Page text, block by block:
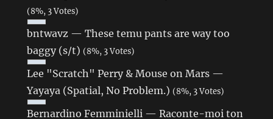
(8%, 3 Votes)
bntwavz — These temu pants are way too
baggy (s/t) (8%, 3 Votes)
Lee "Scratch" Perry & Mouse on Mars —
Yayaya (Spatial, No Problem.) (8%, 3 Votes)
Bernardino Femminielli — Raconte-moi ton